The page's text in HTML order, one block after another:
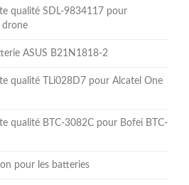
qualité SDL-9834117 pour
drone
ASUS B21N1818-2
qualité TLi028D7 pour Alcatel One
qualité BTC-3082C pour Bofei BTC-
pour les batteries